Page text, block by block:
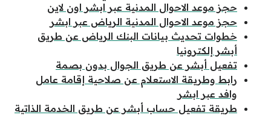
حجز موعد الاحوال المدنية عبر ابشر اون لاين
حجز موعد الاحوال المدنية الرياض عبر ابشر
خطوات تحديث بيانات البنك الرياض عن طريق
أبشر إلكترونيا
تفعيل أبشر عن طريق الجوال بدون بصمة
رابط وطريقة الاستعلام عن صلاحية إقامة عامل
وافد عبر ابشر
طريقة تفعيل حساب أبشر عن طريق الخدمة الذاتية